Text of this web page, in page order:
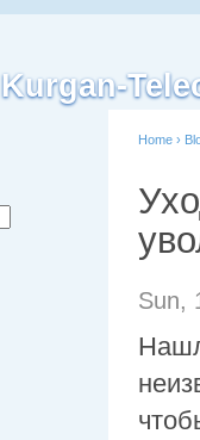
Kurgan-
Home ›
Sun,